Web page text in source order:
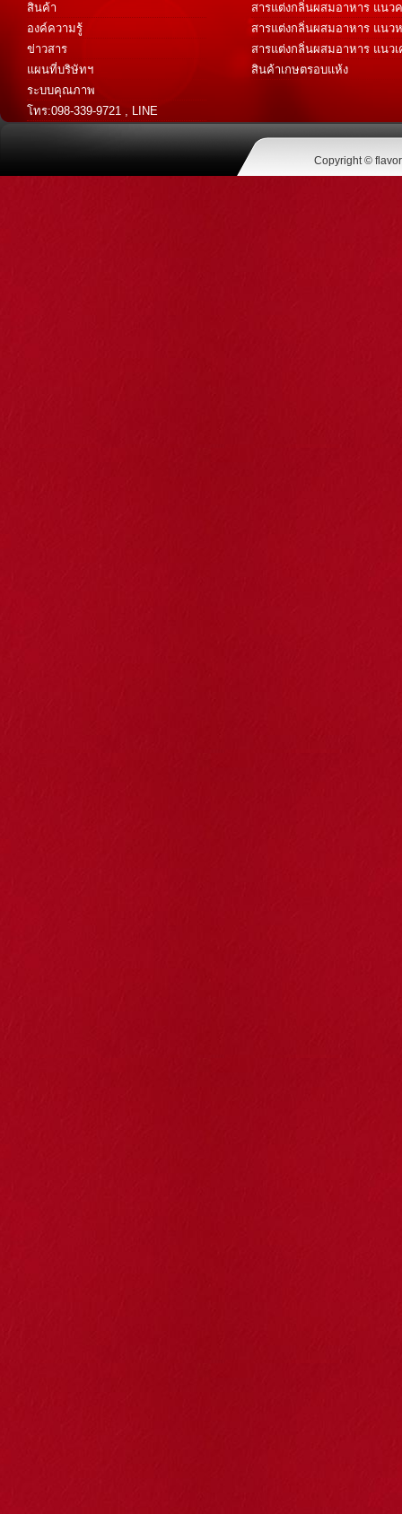
สินค้า
องค์ความรู้
ข่าวสาร
แผนที่บริษัทฯ
ระบบคุณภาพ
โทร:098-339-9721 , LINE
@flavoraromatic
สารแต่งกลิ่นผสมอาหาร แนว
Savory Flavor )
สารแต่งกลิ่นผสมอาหาร แนว
Sweet Flavor )
สารแต่งกลิ่นผสมอาหาร แนวเ
เทศ (Spice Flavor)
สินค้าเกษตรอบแห้ง
Copyright ©